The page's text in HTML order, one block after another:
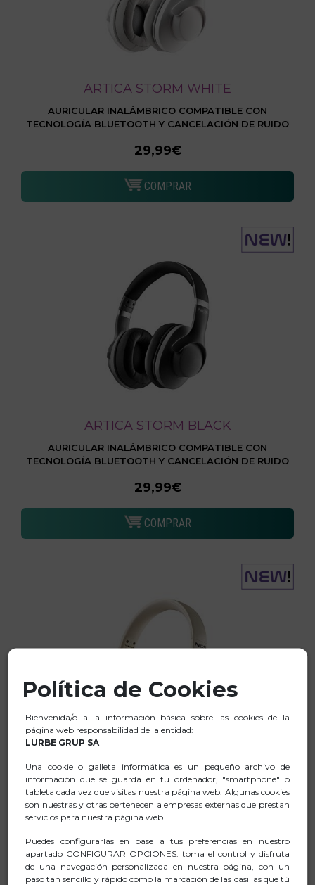
ARTICA STORM WHITE
AURICULAR INALÁMBRICO COMPATIBLE CON
TECNOLOGÍA BLUETOOTH Y CANCELACIÓN DE RUIDO
29,99€
COMPRAR
ARTICA STORM BLACK
AURICULAR INALÁMBRICO COMPATIBLE CON
TECNOLOGÍA BLUETOOTH Y CANCELACIÓN DE RUIDO
29,99€
COMPRAR
ARTICA GLACIER BEIGE
AURICULAR INALÁMBRICO COMPATIBLE CON
TECNOLOGÍA BLUETOOTH
19,99€
COMPRAR
Política de Cookies
Bienvenida/o a la información básica sobre las cookies de la
página web responsabilidad de la entidad:
LURBE GRUP SA
Una cookie o galleta informática es un pequeño archivo de
información que se guarda en tu ordenador, "smartphone" o
tableta cada vez que visitas nuestra página web. Algunas cookies
son nuestras y otras pertenecen a empresas externas que prestan
servicios para nuestra página web.
Puedes configurarlas en base a tus preferencias en nuestro
apartado CONFIGURAR OPCIONES: toma el control y disfruta
de una navegación personalizada en nuestra página, con un
paso tan sencillo y rápido como la marcación de las casillas que tú